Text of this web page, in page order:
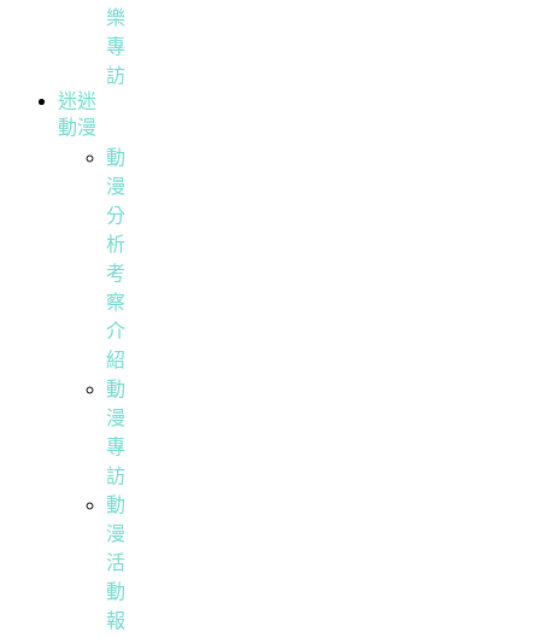
樂
專
訪
迷迷
動漫
動
漫
分
析
考
察
介
紹
動
漫
專
訪
動
漫
活
動
報